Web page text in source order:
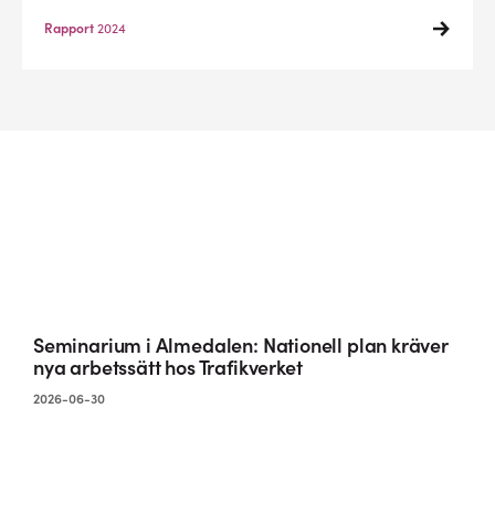
Rapport 2024
Seminarium i Almedalen: Nationell plan kräver
nya arbetssätt hos Trafikverket
2026-06-30